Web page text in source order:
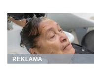
REKLAMA